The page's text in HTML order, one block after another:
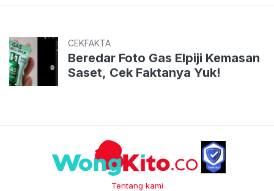
CEKFAKTA
Beredar Foto Gas Elpiji Kemasan
Saset, Cek Faktanya Yuk!
Tentang kami